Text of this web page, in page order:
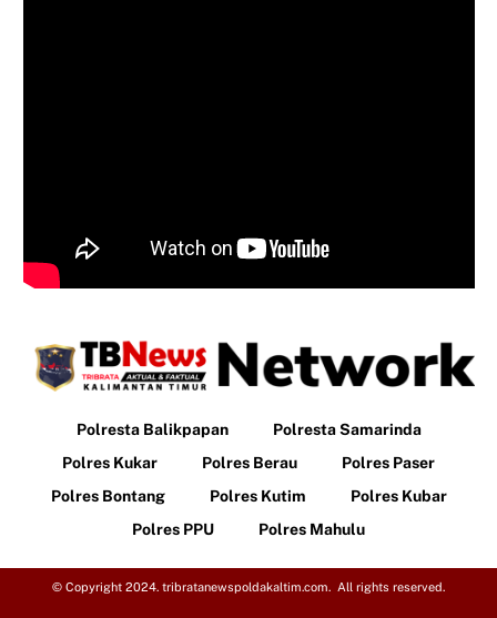
Polresta Balikpapan
Polresta Samarinda
Polres Kukar
Polres Berau
Polres Paser
Polres Bontang
Polres Kutim
Polres Kubar
Polres PPU
Polres Mahulu
© Copyright 2024. tribratanewspoldakaltim.com. All rights reserved.